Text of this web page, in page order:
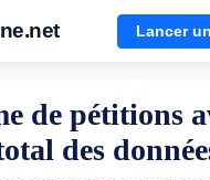
Lancer
de pétitions
des